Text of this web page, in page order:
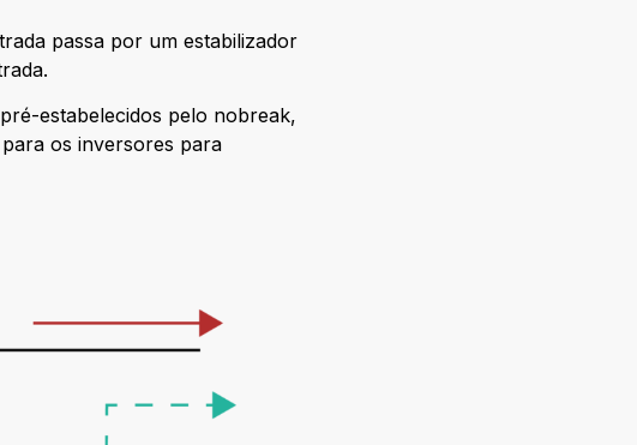
passa por um estabilizador
estabelecidos pelo nobreak,
os inversores para